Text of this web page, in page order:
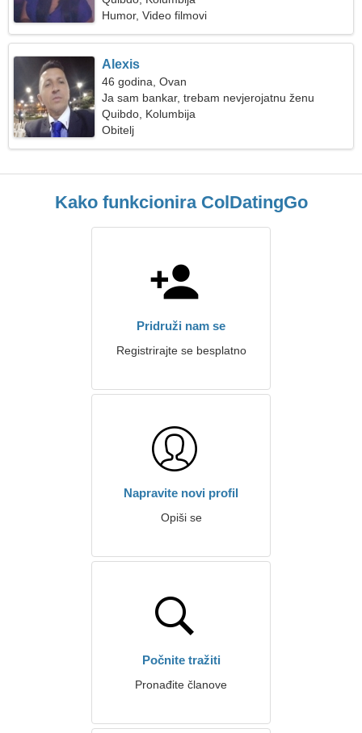
Humor, Video filmovi
Alexis
46 godina, Ovan
Ja sam bankar, trebam nevjerojatnu ženu
Quibdo, Kolumbija
Obitelj
Kako funkcionira ColDatingGo
Pridruži nam se
Registrirajte se besplatno
Napravite novi profil
Opiši se
Počnite tražiti
Pronađite članove